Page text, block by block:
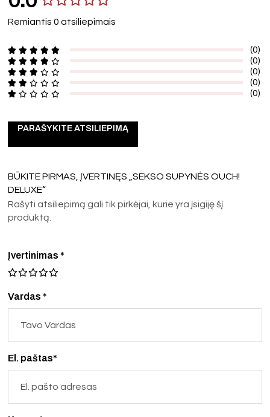
Remiantis 0 atsiliepimais
(0)
(0)
(0)
(0)
(0)
PARAŠYKITE ATSILIEPIMĄ
BŪKITE PIRMAS, ĮVERTINĘS „SEKSO SUPYNĖS OUCH!
DELUXE“
Rašyti atsiliepimą gali tik pirkėjai, kurie yra įsigiję šį
produktą.
Vardas *
El. paštas*
Įvertinimas*